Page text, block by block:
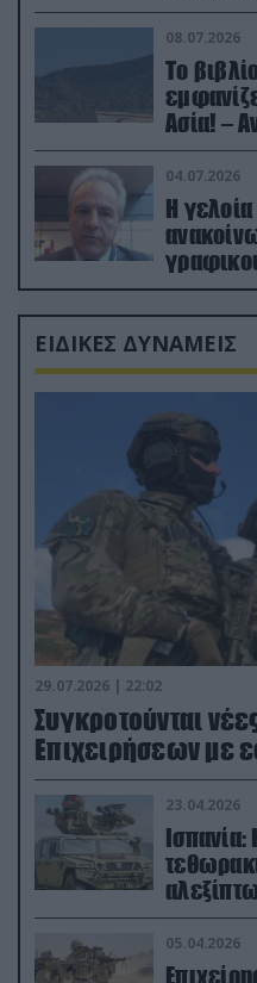
08.07.2026
Το
Ασία! –
04.07.2026
Η
Ρώσους
ΕΙΔΙΚΕΣ ΔΥΝΑΜΕΙΣ
29.07.2026 | 22:02
Συγκροτούνται
Επιχειρήσεων με
23.04.2026
Ισπανία:
ορμή
05.04.2026